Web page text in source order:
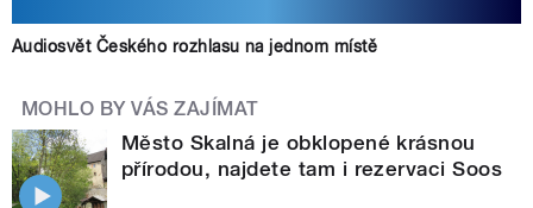
Audiosvět Českého rozhlasu na jednom místě
MOHLO BY VÁS ZAJÍMAT
Město Skalná je obklopené krásnou
přírodou, najdete tam i rezervaci Soos